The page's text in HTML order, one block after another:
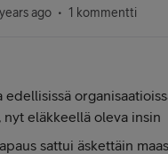
ago 1 kommentti
edellisissä
eläkkeellä oleva insin
sattui äskettäin